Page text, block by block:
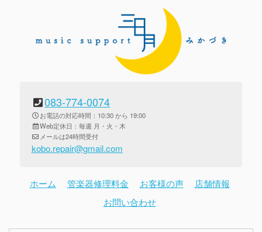
083-774-0074
お電話の対応時間：10:30 から 19:00
Web定休日：毎週 月・火・木
メールは24時間受付
kobo.repair@gmail.com
ホーム 管楽器修理料金 お客様の声
店舗情報
お問い合わせ